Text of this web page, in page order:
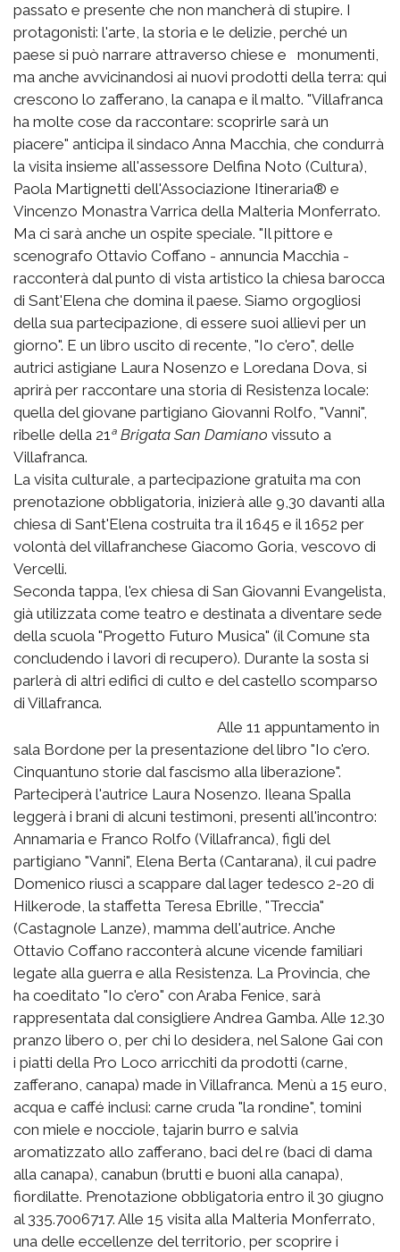
passato e presente che non mancherà di stupire. I
protagonisti: l'arte, la storia e le delizie, perché un
paese si può narrare attraverso chiese e monumenti,
ma anche avvicinandosi ai nuovi prodotti della terra: qui
crescono lo zafferano, la canapa e il malto. "Villafranca
ha molte cose da raccontare: scoprirle sarà un
piacere" anticipa il sindaco Anna Macchia, che condurrà
la visita insieme all'assessore Delfina Noto (Cultura),
Paola Martignetti dell'Associazione Itineraria® e
Vincenzo Monastra Varrica della Malteria Monferrato.
Ma ci sarà anche un ospite speciale. "Il pittore e
scenografo Ottavio Coffano - annuncia Macchia -
racconterà dal punto di vista artistico la chiesa barocca
di Sant'Elena che domina il paese. Siamo orgogliosi
della sua partecipazione, di essere suoi allievi per un
giorno". E un libro uscito di recente, "Io c'ero", delle
autrici astigiane Laura Nosenzo e Loredana Dova, si
aprirà per raccontare una storia di Resistenza locale:
quella del giovane partigiano Giovanni Rolfo, "Vanni",
ribelle della 21ª Brigata San Damiano vissuto a
Villafranca.
La visita culturale, a partecipazione gratuita ma con
prenotazione obbligatoria, inizierà alle 9,30 davanti alla
chiesa di Sant'Elena costruita tra il 1645 e il 1652 per
volontà del villafranchese Giacomo Goria, vescovo di
Vercelli.
Seconda tappa, l'ex chiesa di San Giovanni Evangelista,
già utilizzata come teatro e destinata a diventare sede
della scuola "Progetto Futuro Musica" (il Comune sta
concludendo i lavori di recupero). Durante la sosta si
parlerà di altri edifici di culto e del castello scomparso
di Villafranca.
Alle 11 appuntamento in
sala Bordone per la presentazione del libro "Io c'ero.
Cinquantuno storie dal fascismo alla liberazione".
Parteciperà l'autrice Laura Nosenzo. Ileana Spalla
leggerà i brani di alcuni testimoni, presenti all'incontro:
Annamaria e Franco Rolfo (Villafranca), figli del
partigiano "Vanni", Elena Berta (Cantarana), il cui padre
Domenico riuscì a scappare dal lager tedesco 2-20 di
Hilkerode, la staffetta Teresa Ebrille, "Treccia"
(Castagnole Lanze), mamma dell'autrice. Anche
Ottavio Coffano racconterà alcune vicende familiari
legate alla guerra e alla Resistenza. La Provincia, che
ha coeditato "Io c'ero" con Araba Fenice, sarà
rappresentata dal consigliere Andrea Gamba. Alle 12.30
pranzo libero o, per chi lo desidera, nel Salone Gai con
i piatti della Pro Loco arricchiti da prodotti (carne,
zafferano, canapa) made in Villafranca. Menù a 15 euro,
acqua e caffé inclusi: carne cruda "la rondine", tomini
con miele e nocciole, tajarin burro e salvia
aromatizzato allo zafferano, baci del re (baci di dama
alla canapa), canabun (brutti e buoni alla canapa),
fiordilatte. Prenotazione obbligatoria entro il 30 giugno
al 335.7006717. Alle 15 visita alla Malteria Monferrato,
una delle eccellenze del territorio, per scoprire i